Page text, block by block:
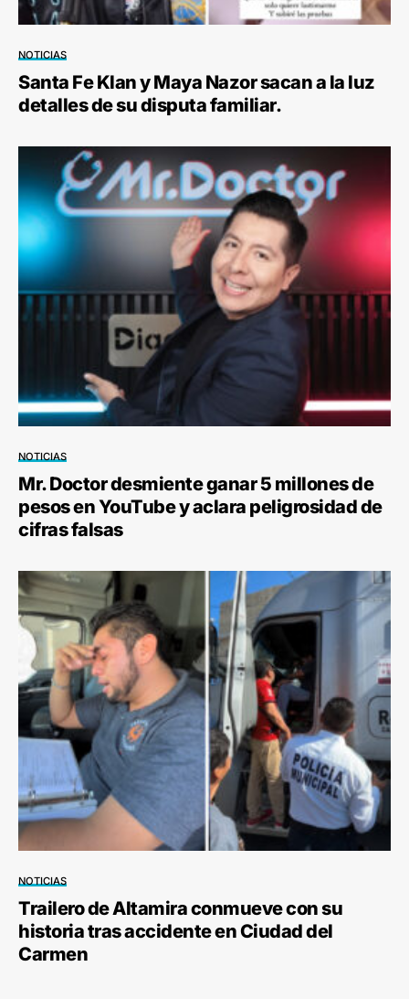
NOTICIAS
Santa Fe Klan y Maya Nazor sacan a la luz
detalles de su disputa familiar.
NOTICIAS
Mr. Doctor desmiente ganar 5 millones de
pesos en YouTube y aclara peligrosidad de
cifras falsas
NOTICIAS
Trailero de Altamira conmueve con su
historia tras accidente en Ciudad del
Carmen